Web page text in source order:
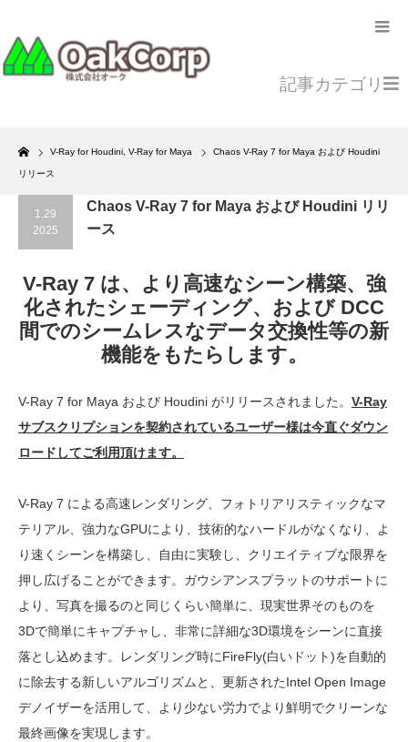
Home
V-Ray for Houdini V-Ray for Maya Chaos V-Ray 7 for Maya および Houdini
リリース
記事カテゴリ
1.29
2025
Chaos V-Ray 7 for Maya および Houdini リリ
ース
V-Ray 7 は、より高速なシーン構築、強
化されたシェーディング、および DCC
間でのシームレスなデータ交換性等の新
機能をもたらします。
V-Ray 7 for Maya および Houdini がリリースされました。 V-Ray
サブスクリプションを契約されているユーザー様は今直ぐダウン
ロードしてご利用頂けます。
V-Ray 7 による高速レンダリング、フォトリアリスティックなマ
テリアル、強力なGPUにより、技術的なハードルがなくなり、よ
り速くシーンを構築し、自由に実験し、クリエイティブな限界を
押し広げることができます。ガウシアンスプラットのサポートに
より、写真を撮るのと同じくらい簡単に、現実世界そのものを
3Dで簡単にキャプチャし、非常に詳細な3D環境をシーンに直接
落とし込めます。レンダリング時にFireFly(白いドット)を自動的
に除去する新しいアルゴリズムと、更新されたIntel Open Image
デノイザーを活用して、より少ない労力でより鮮明でクリーンな
最終画像を実現します。